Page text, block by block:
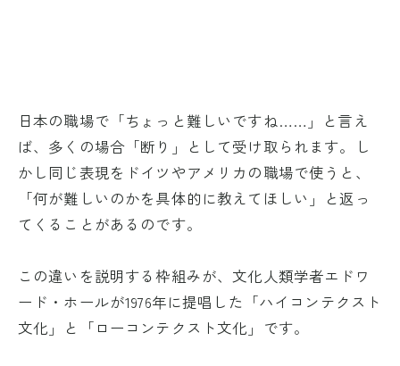
日本の職場で「ちょっと難しいですね……」と言え
ば、多くの場合「断り」として受け取られます。し
かし同じ表現をドイツやアメリカの職場で使うと、
「何が難しいのかを具体的に教えてほしい」と返っ
てくることがあるのです。
この違いを説明する枠組みが、文化人類学者エドワ
ード・ホールが1976年に提唱した「ハイコンテクスト
文化」と「ローコンテクスト文化」です。